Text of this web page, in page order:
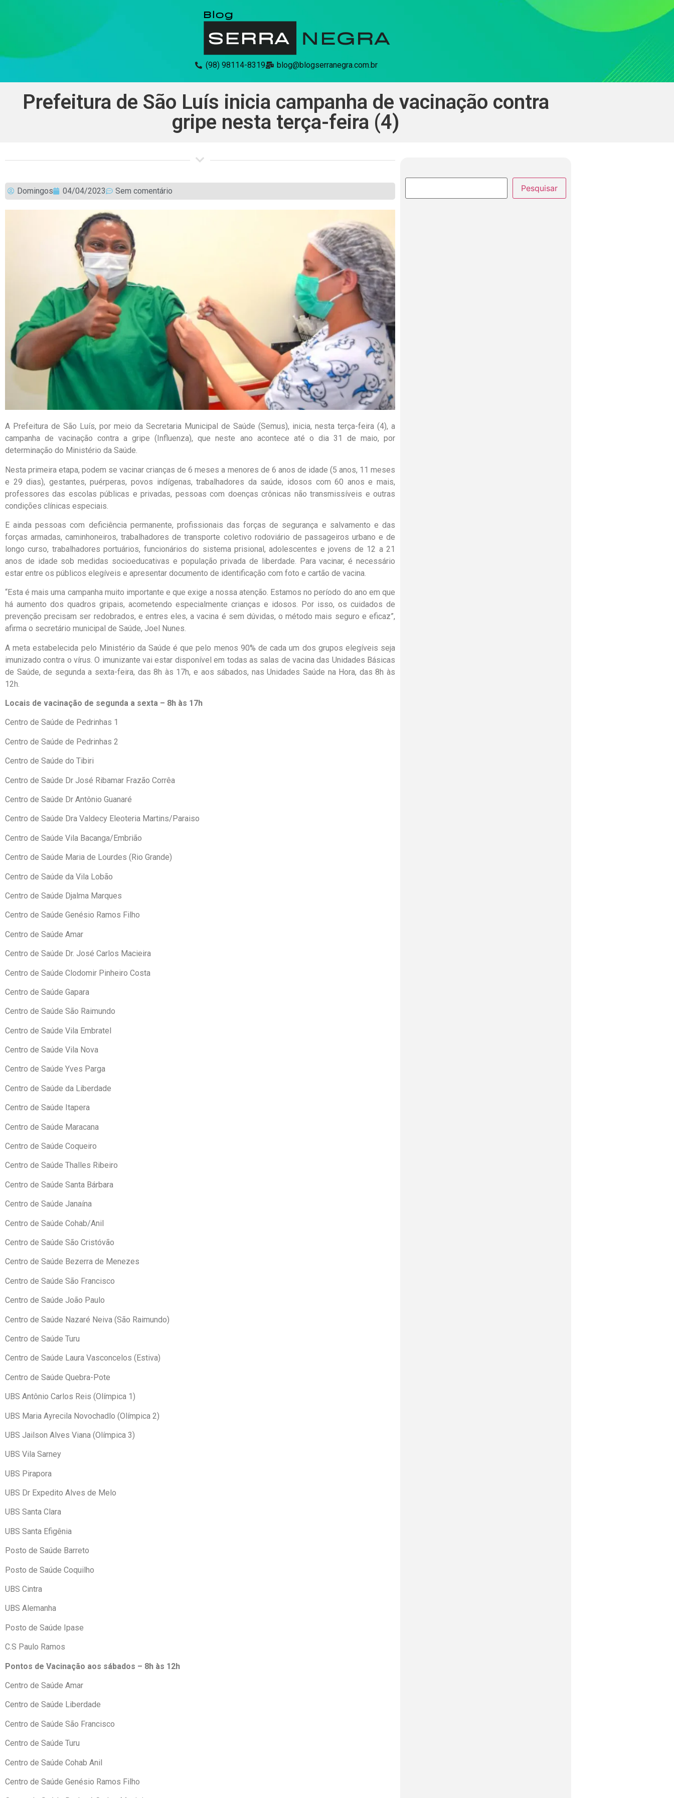
(98) 98114-8319 blog@blogserranegra.com.br
Prefeitura de São Luís inicia campanha de vacinação contra
gripe nesta terça-feira (4)
Domingos 04/04/2023 Sem comentário
A Prefeitura de São Luís, por meio da Secretaria Municipal de Saúde (Semus), inicia, nesta terça-feira (4), a
campanha de vacinação contra a gripe (Influenza), que neste ano acontece até o dia 31 de maio, por
determinação do Ministério da Saúde.
Nesta primeira etapa, podem se vacinar crianças de 6 meses a menores de 6 anos de idade (5 anos, 11 meses
e 29 dias), gestantes, puérperas, povos indígenas, trabalhadores da saúde, idosos com 60 anos e mais,
professores das escolas públicas e privadas, pessoas com doenças crônicas não transmissíveis e outras
condições clínicas especiais.
E ainda pessoas com deficiência permanente, profissionais das forças de segurança e salvamento e das
forças armadas, caminhoneiros, trabalhadores de transporte coletivo rodoviário de passageiros urbano e de
longo curso, trabalhadores portuários, funcionários do sistema prisional, adolescentes e jovens de 12 a 21
anos de idade sob medidas socioeducativas e população privada de liberdade. Para vacinar, é necessário
estar entre os públicos elegíveis e apresentar documento de identificação com foto e cartão de vacina.
“Esta é mais uma campanha muito importante e que exige a nossa atenção. Estamos no período do ano em que
há aumento dos quadros gripais, acometendo especialmente crianças e idosos. Por isso, os cuidados de
prevenção precisam ser redobrados, e entres eles, a vacina é sem dúvidas, o método mais seguro e eficaz”,
afirma o secretário municipal de Saúde, Joel Nunes.
A meta estabelecida pelo Ministério da Saúde é que pelo menos 90% de cada um dos grupos elegíveis seja
imunizado contra o vírus. O imunizante vai estar disponível em todas as salas de vacina das Unidades Básicas
de Saúde, de segunda a sexta-feira, das 8h às 17h, e aos sábados, nas Unidades Saúde na Hora, das 8h às
12h.
Locais de vacinação de segunda a sexta – 8h às 17h
Centro de Saúde de Pedrinhas 1
Centro de Saúde de Pedrinhas 2
Centro de Saúde do Tibiri
Centro de Saúde Dr José Ribamar Frazão Corrêa
Centro de Saúde Dr Antônio Guanaré
Centro de Saúde Dra Valdecy Eleoteria Martins/Paraiso
Centro de Saúde Vila Bacanga/Embrião
Centro de Saúde Maria de Lourdes (Rio Grande)
Centro de Saúde da Vila Lobão
Centro de Saúde Djalma Marques
Centro de Saúde Genésio Ramos Filho
Centro de Saúde Amar
Centro de Saúde Dr. José Carlos Macieira
Centro de Saúde Clodomir Pinheiro Costa
Centro de Saúde Gapara
Centro de Saúde São Raimundo
Centro de Saúde Vila Embratel
Centro de Saúde Vila Nova
Centro de Saúde Yves Parga
Centro de Saúde da Liberdade
Centro de Saúde Itapera
Centro de Saúde Maracana
Centro de Saúde Coqueiro
Centro de Saúde Thalles Ribeiro
Centro de Saúde Santa Bárbara
Centro de Saúde Janaína
Centro de Saúde Cohab/Anil
Centro de Saúde São Cristóvão
Centro de Saúde Bezerra de Menezes
Centro de Saúde São Francisco
Centro de Saúde João Paulo
Centro de Saúde Nazaré Neiva (São Raimundo)
Centro de Saúde Turu
Centro de Saúde Laura Vasconcelos (Estiva)
Centro de Saúde Quebra-Pote
UBS Antônio Carlos Reis (Olímpica 1)
UBS Maria Ayrecila Novochadlo (Olímpica 2)
UBS Jailson Alves Viana (Olímpica 3)
UBS Vila Sarney
UBS Pirapora
UBS Dr Expedito Alves de Melo
UBS Santa Clara
UBS Santa Efigênia
Posto de Saúde Barreto
Posto de Saúde Coquilho
UBS Cintra
UBS Alemanha
Posto de Saúde Ipase
C.S Paulo Ramos
Pontos de Vacinação aos sábados – 8h às 12h
Centro de Saúde Amar
Centro de Saúde Liberdade
Centro de Saúde São Francisco
Centro de Saúde Turu
Centro de Saúde Cohab Anil
Centro de Saúde Genésio Ramos Filho
Pesquisar